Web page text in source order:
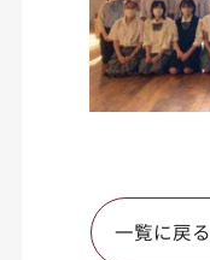
一覧に戻る